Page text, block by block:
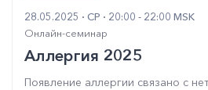
28.05.2025 СР 20:00 - 22:00 MSK
Онлайн-семинар
Аллергия 2025
Появление аллергии связано с